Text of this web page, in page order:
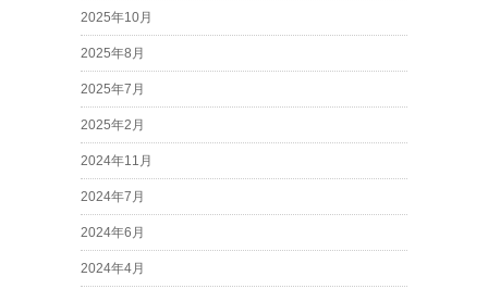
2025年10月
2025年8月
2025年7月
2025年2月
2024年11月
2024年7月
2024年6月
2024年4月